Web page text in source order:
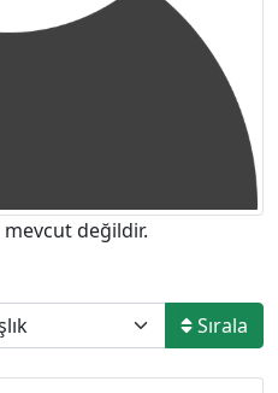
mevcut değildir.
Sırala